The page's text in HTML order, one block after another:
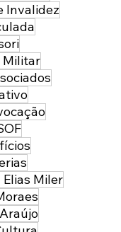
Invalidez
Militar
Miler